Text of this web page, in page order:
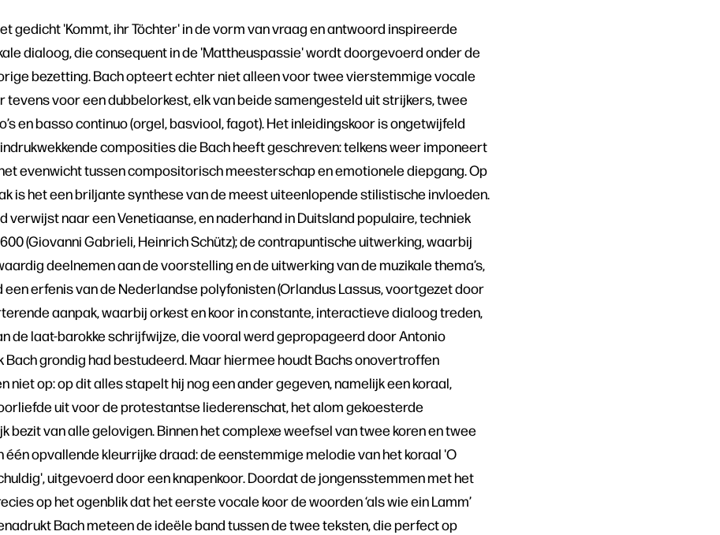
gedicht 'Kommt, ihr Töchter' in de vorm van vraag en antwoord inspireerde
dialoog, die consequent in de 'Mattheuspassie' wordt doorgevoerd onder de
bezetting. Bach opteert echter niet alleen voor twee vierstemmige vocale
tevens voor een dubbelorkest, elk van beide samengesteld uit strijkers, twee
en basso continuo (orgel, basviool, fagot). Het inleidingskoor is ongetwijfeld
composities die Bach heeft geschreven: telkens weer imponeert
evenwicht tussen compositorisch meesterschap en emotionele diepgang. Op
is het een briljante synthese van de meest uiteenlopende stilistische invloeden.
verwijst naar een Venetiaanse, en naderhand in Duitsland populaire, techniek
(Giovanni Gabrieli, Heinrich Schütz); de contrapuntische uitwerking, waarbij
deelnemen aan de voorstelling en de uitwerking van de muzikale thema’s,
een erfenis van de Nederlandse polyfonisten (Orlandus Lassus, voortgezet door
aanpak, waarbij orkest en koor in constante, interactieve dialoog treden,
de laat-barokke schrijfwijze, die vooral werd gepropageerd door Antonio
Bach grondig had bestudeerd. Maar hiermee houdt Bachs onovertroffen
niet op: op dit alles stapelt hij nog een ander gegeven, namelijk een koraal,
uit voor de protestantse liederenschat, het alom gekoesterde
bezit van alle gelovigen. Binnen het complexe weefsel van twee koren en twee
één opvallende kleurrijke draad: de eenstemmige melodie van het koraal 'O
uitgevoerd door een knapenkoor. Doordat de jongensstemmen met het
op het ogenblik dat het eerste vocale koor de woorden ‘als wie ein Lamm’
Bach meteen de ideële band tussen de twee teksten, die perfect op